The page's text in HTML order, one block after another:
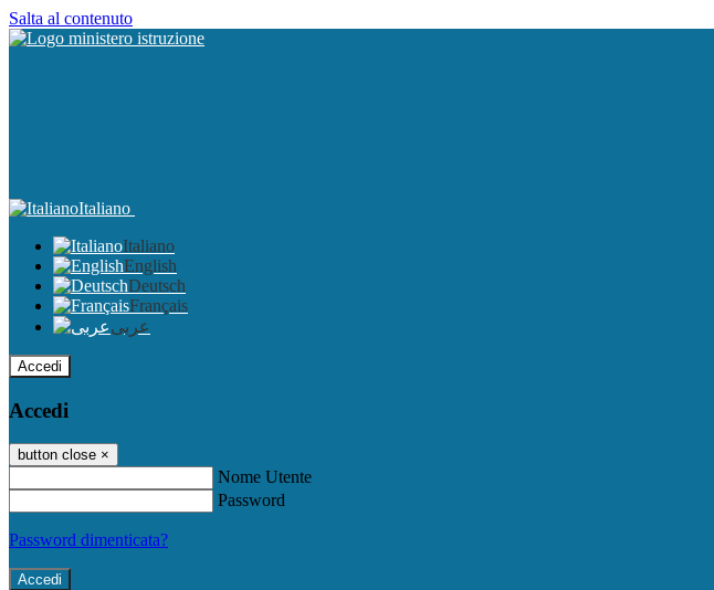
Salta al contenuto
Italiano
Italiano
English
Deutsch
Français
عربى
Accedi
Accedi
button close ×
Nome Utente
Password
Password dimenticata?